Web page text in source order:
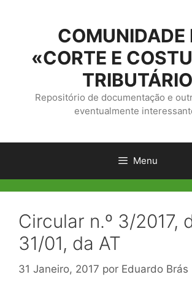
conteúdo
COMUNIDADE
«CORTE E
TRIBUTÁRIO
Repositório de documentação e
eventualmente
Menu
Circular n.º 3/2017,
31/01, da AT
31 Janeiro, 2017 por Eduardo Brás